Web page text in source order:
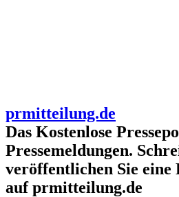
prmitteilung.de
Das Kostenlose
Pressemeldungen.
veröffentlichen Sie eine
auf prmitteilung.de